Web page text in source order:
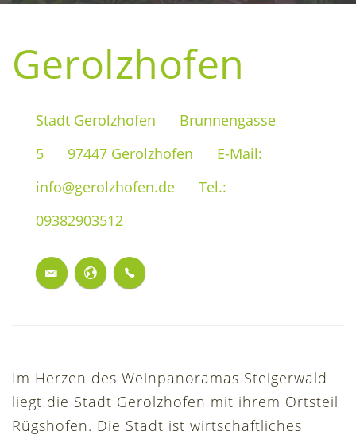
Gerolzhofen
Stadt Gerolzhofen
Brunnengasse
5
97447 Gerolzhofen
E-Mail:
info@gerolzhofen.de
Tel.:
09382903512
Im Herzen des Weinpanoramas Steigerwald
liegt die Stadt Gerolzhofen mit ihrem Ortsteil
Rügshofen. Die Stadt ist wirtschaftliches